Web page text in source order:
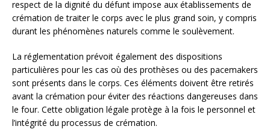
respect de la dignité du défunt impose aux établissements de
crémation de traiter le corps avec le plus grand soin, y compris
durant les phénomènes naturels comme le soulèvement.
La réglementation prévoit également des dispositions
particulières pour les cas où des prothèses ou des pacemakers
sont présents dans le corps. Ces éléments doivent être retirés
avant la crémation pour éviter des réactions dangereuses dans
le four. Cette obligation légale protège à la fois le personnel et
l’intégrité du processus de crémation.